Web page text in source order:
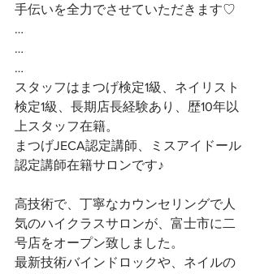
手伝いを全力でさせていただきます♡
…
…
…
スタッフはまつげ検定1級、ネイリスト
検定1級、長期店長経験あり、歴10年以
上スタッフ在籍。
まつげJECA認定講師、ミスアイドール
認定講師在籍サロンです♪
高技術で、丁寧なカウンセリングで人
気のハイクラスサロンが、富士市に二
号店をオープン致しました。
最新技術バインドロックや、ネイルの